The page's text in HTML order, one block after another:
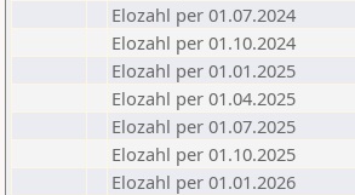
Elozahl per 01.07.2024
Elozahl per 01.10.2024
Elozahl per 01.01.2025
Elozahl per 01.04.2025
Elozahl per 01.07.2025
Elozahl per 01.10.2025
Elozahl per 01.01.2026